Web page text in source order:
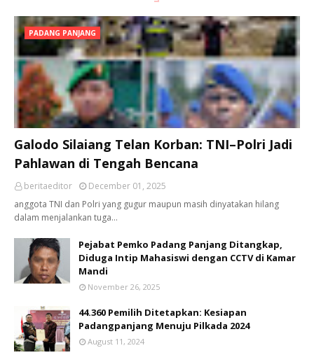
PADANG PANJANG
Galodo Silaiang Telan Korban: TNI–Polri Jadi
Pahlawan di Tengah Bencana
beritaeditor
December 01, 2025
anggota TNI dan Polri yang gugur maupun masih dinyatakan hilang
dalam menjalankan tuga…
Pejabat Pemko Padang Panjang Ditangkap,
Diduga Intip Mahasiswi dengan CCTV di Kamar
Mandi
November 26, 2025
44.360 Pemilih Ditetapkan: Kesiapan
Padangpanjang Menuju Pilkada 2024
August 11, 2024